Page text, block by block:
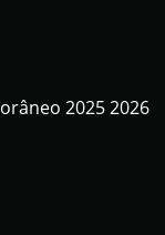
2025 2026